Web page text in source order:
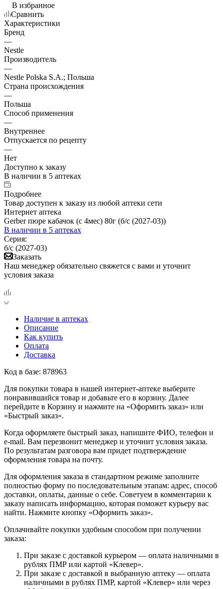
В избранное
Сравнить
Характеристики
Бренд
—
Nestle
Производитель
—
Nestle Polska S.A.; Польша
Страна происхождения
—
Польша
Способ применения
—
Внутреннее
Отпускается по рецепту
—
Нет
Доступно к заказу
В наличии в 5 аптеках
Подробнее
Товар доступен к заказу из любой аптеки сети
Интернет аптека
Gerber пюре кабачок (с 4мес) 80г (б/с (2027-03))
В наличии в 5 аптеках
Серия:
б/с (2027-03)
Заказать
Наш менеджер обязательно свяжется с вами и уточнит
условия заказа
Наличие в аптеках
Описание
Как купить
Оплата
Доставка
Код в базе: 878963
Для покупки товара в нашей интернет-аптеке выберите
понравившийся товар и добавьте его в корзину. Далее
перейдите в Корзину и нажмите на «Оформить заказ» или
«Быстрый заказ».
Когда оформляете быстрый заказ, напишите ФИО, телефон и
e-mail. Вам перезвонит менеджер и уточнит условия заказа.
По результатам разговора вам придет подтверждение
оформления товара на почту.
Для оформления заказа в стандартном режиме заполните
полностью форму по последовательным этапам: адрес, способ
доставки, оплаты, данные о себе. Советуем в комментарии к
заказу написать информацию, которая поможет курьеру вас
найти. Нажмите кнопку «Оформить заказ».
Оплачивайте покупки удобным способом при получении
заказа:
При заказе с доставкой курьером — оплата наличными в
рублях ПМР или картой «Клевер».
При заказе с доставкой в выбранную аптеку — оплата
наличными в рублях ПМР, картой «Клевер» или через